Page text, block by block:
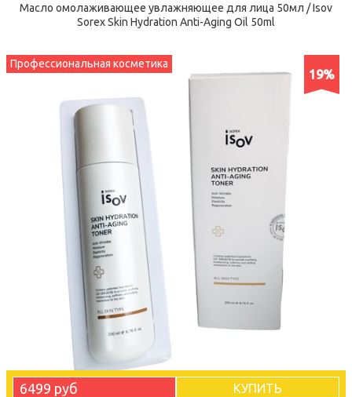
Масло омолаживающее увлажняющее для лица 50мл / Isov
Sorex Skin Hydration Anti-Аging Oil 50ml
19%
Профессиональная косметика
6499 руб КУПИТЬ